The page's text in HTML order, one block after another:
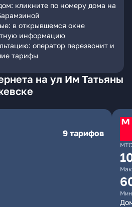
кликните по номеру дома на
в открывшемся окне
информацию
оператор перезвонит и
тарифы
на ул Им Татьяны
9 тарифов
МТС